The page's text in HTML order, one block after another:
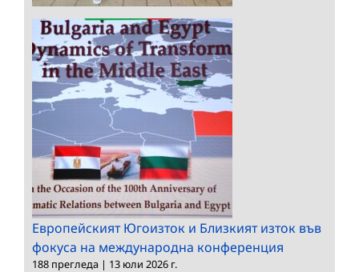
Европейският Югоизток и Близкият изток във
фокуса на международна конференция
188 прегледа | 13 юли 2026 г.